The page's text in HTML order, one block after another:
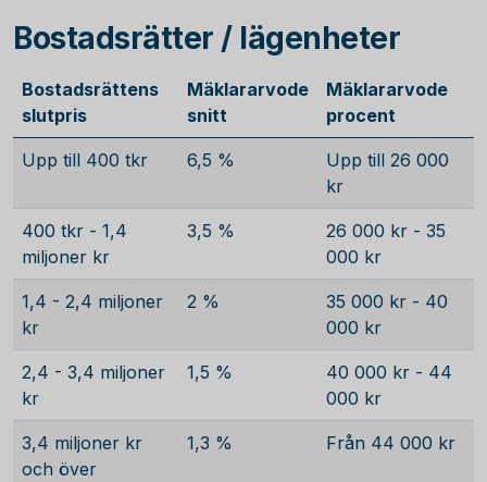
Bostadsrätter / lägenheter
Bostadsrättens
slutpris
Mäklararvode
snitt
Mäklararvode
procent
Upp till 400 tkr 6,5 %
Upp till 26 000
kr
400 tkr - 1,4
miljoner kr
3,5 %
26 000 kr - 35
000 kr
1,4 - 2,4 miljoner
kr
2 %
35 000 kr - 40
000 kr
2,4 - 3,4 miljoner
kr
1,5 %
40 000 kr - 44
000 kr
3,4 miljoner kr
och över
1,3 % Från 44 000 kr